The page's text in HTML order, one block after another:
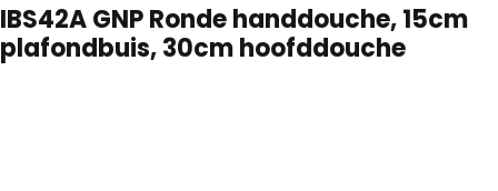
IBS42A GNP Ronde handdouche, 15cm
plafondbuis, 30cm hoofddouche